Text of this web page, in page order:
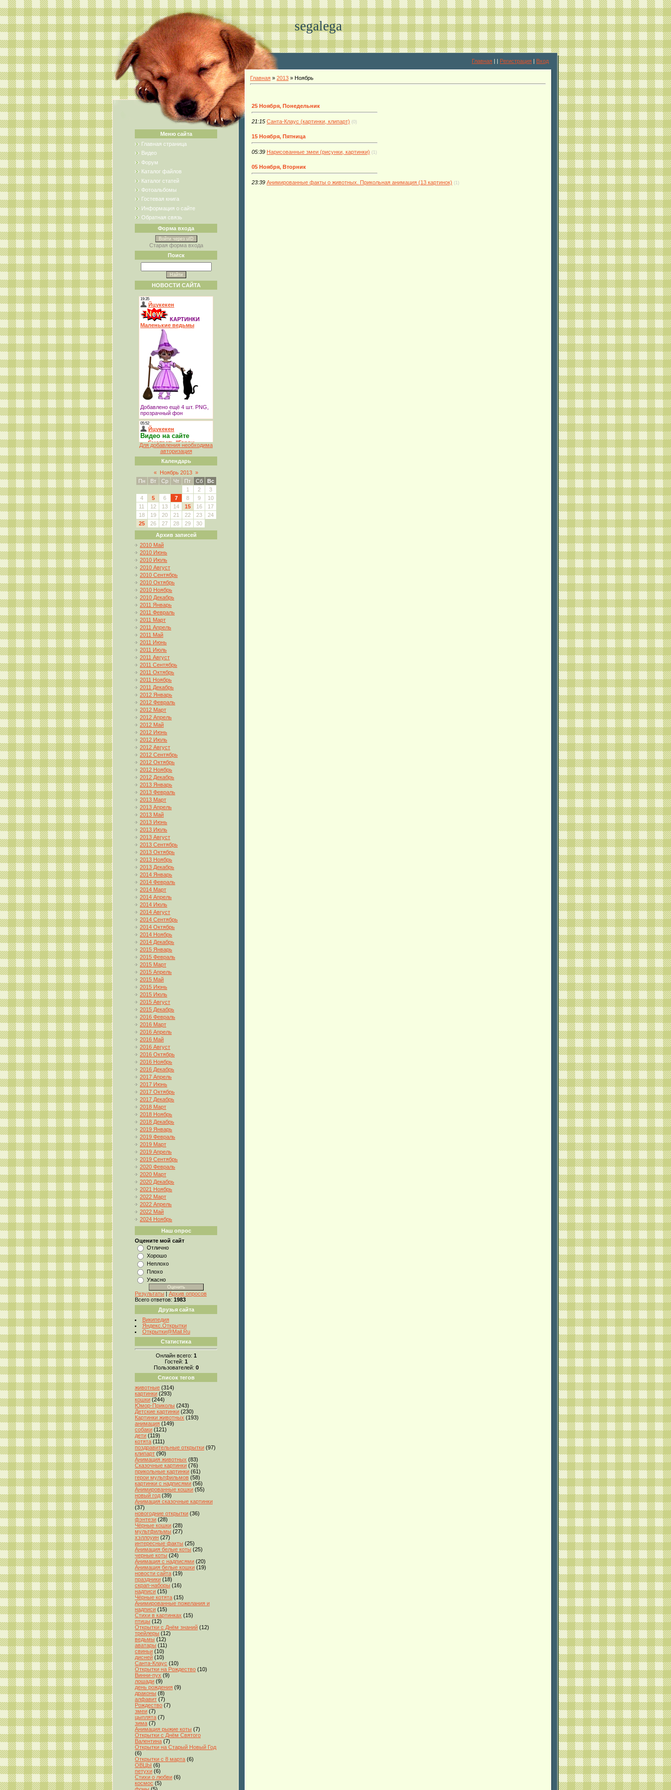
segalega
Главная | | Регистрация | Вход
Меню сайта
Главная страница
Видео
Форум
Каталог файлов
Каталог статей
Фотоальбомы
Гостевая книга
Информация о сайте
Обратная связь
Форма входа
Войти через uID
Старая форма входа
Поиск
НОВОСТИ САЙТА
Для добавления необходима
авторизация
Календарь
« Ноябрь 2013 »
Пн
Вт Ср Чт Пт Сб
Вс
1
2
3
4
5 6 7 8 9
10
11
12 13 14 15 16
17
18
19 20 21 22 23
24
25
26 27 28 29
30
Архив записей
2010 Май
2010 Июнь
2010 Июль
2010 Август
2010 Сентябрь
2010 Октябрь
2010 Ноябрь
2010 Декабрь
2011 Январь
2011 Февраль
2011 Март
2011 Апрель
2011 Май
2011 Июнь
2011 Июль
2011 Август
2011 Сентябрь
2011 Октябрь
2011 Ноябрь
2011 Декабрь
2012 Январь
2012 Февраль
2012 Март
2012 Апрель
2012 Май
2012 Июнь
2012 Июль
2012 Август
2012 Сентябрь
2012 Октябрь
2012 Ноябрь
2012 Декабрь
2013 Январь
2013 Февраль
2013 Март
2013 Апрель
2013 Май
2013 Июнь
2013 Июль
2013 Август
2013 Сентябрь
2013 Октябрь
2013 Ноябрь
2013 Декабрь
2014 Январь
2014 Февраль
2014 Март
2014 Апрель
2014 Июль
2014 Август
2014 Сентябрь
2014 Октябрь
2014 Ноябрь
2014 Декабрь
2015 Январь
2015 Февраль
2015 Март
2015 Апрель
2015 Май
2015 Июнь
2015 Июль
2015 Август
2015 Декабрь
2016 Февраль
2016 Март
2016 Апрель
2016 Май
2016 Август
2016 Октябрь
2016 Ноябрь
2016 Декабрь
2017 Апрель
2017 Июнь
2017 Октябрь
2017 Декабрь
2018 Март
2018 Ноябрь
2018 Декабрь
2019 Январь
2019 Февраль
2019 Март
2019 Апрель
2019 Сентябрь
2020 Февраль
2020 Март
2020 Декабрь
2021 Ноябрь
2022 Март
2022 Апрель
2022 Май
2024 Ноябрь
Наш опрос
Оцените мой сайт
Отлично
Хорошо
Неплохо
Плохо
Ужасно
Результаты | Архив опросов
Всего ответов: 1983
Друзья сайта
Википедия
Яндекс.Открытки
Открытки@Mail.Ru
Статистика
Онлайн всего: 1
Гостей: 1
Пользователей: 0
Список тегов
животные (314)
картинки (293)
кошки (244)
Юмор-Приколы (243)
Детские картинки (230)
Картинки животных (193)
анимация (149)
собаки (121)
дети (119)
котята (111)
поздравительные открытки (97)
клипарт (90)
Анимация животных (83)
Сказочные картинки (76)
прикольные картинки (61)
герои мультфильмов (58)
картинки с надписями (56)
Анимированные кошки (55)
новый год (39)
Анимация сказочные картинки
(37)
новогодние открытки (36)
фэнтези (28)
Чёрные кошки (28)
мультфильмы (27)
хэллоуин (27)
интересные факты (25)
Анимация белые коты (25)
черные коты (24)
Анимация с надписями (20)
Анимация белые кошки (19)
новости сайта (19)
праздники (18)
скрап-наборы (16)
надписи (15)
Чёрные котята (15)
Анимированные пожелания и
надписи (15)
Стихи в картинках (15)
птицы (12)
Открытки с Днём знаний (12)
трейлеры (12)
ведьмы (12)
аватары (11)
свиньи (10)
дисней (10)
Санта-Клаус (10)
Открытки на Рождество (10)
Винни-пух (9)
лошади (9)
день рождения (9)
драконы (8)
алфавит (7)
Рождество (7)
змеи (7)
цыплята (7)
зима (7)
Анимация рыжие коты (7)
Открытки с Днём Святого
Валентина (7)
Открытки на Старый Новый Год
(6)
Открытки с 8 марта (6)
ОВЦЫ (6)
петухи (6)
Стихи о любви (6)
космос (5)
Главная » 2013 » Ноябрь
25 Ноября, Понедельник
21:15 Санта-Клаус (картинки, клипарт) (0)
15 Ноября, Пятница
05:39 Нарисованные змеи (рисунки, картинки) (1)
05 Ноября, Вторник
23:39 Анимированные факты о животных. Прикольная анимация (13 картинок) (1)